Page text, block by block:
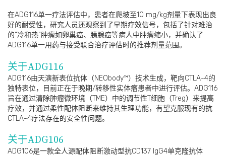
在ADG116单一疗法评估中，患者在爬坡至10 mg/kg剂量下表现出良
好的耐受性，研究人员还观察到了早期疗效信号，包括了针对难治
的“冷和热”肿瘤如卵巢癌、胰腺癌等病人中肿瘤缩小，并确认了
ADG116单一用药与接受联合治疗评估时的推荐剂量范围。
关于ADG116
ADG116由天演新表位抗体（NEObody™）技术生成，靶向CTLA-4的
独特表位，目前正在于晚期/转移性实体瘤患者中进行评估。ADG116
旨在通过清除肿瘤微环境（TME）中的调节性T细胞（Treg）来提高
疗效，并通过柔性配体阻断来维持其生理功能，有望克服现有的抗
CTLA-4疗法存在的安全性问题。
关于ADG106
ADG106是一款全人源配体阻断激动型抗CD137 IgG4单克隆抗体